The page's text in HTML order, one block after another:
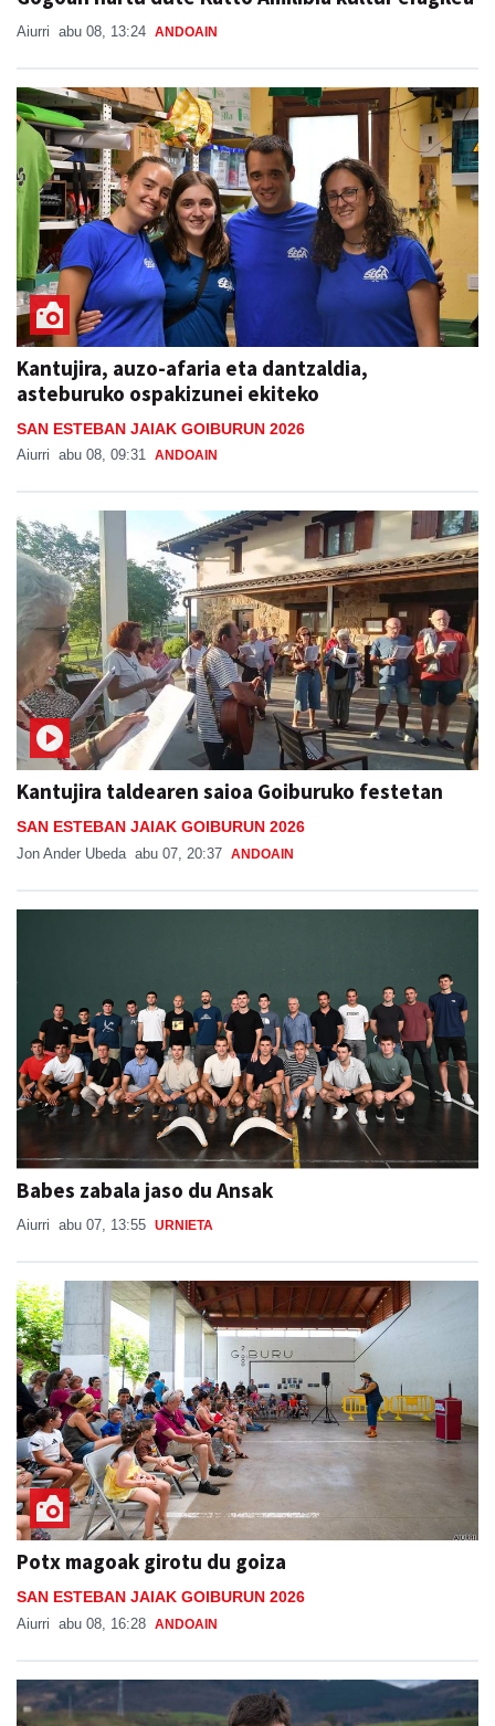
Aiurri abu 08, 13:24 ANDOAIN
Kantujira, auzo-afaria eta dantzaldia,
asteburuko ospakizunei ekiteko
SAN ESTEBAN JAIAK GOIBURUN 2026
Aiurri abu 08, 09:31 ANDOAIN
Kantujira taldearen saioa Goiburuko festetan
SAN ESTEBAN JAIAK GOIBURUN 2026
Jon Ander Ubeda abu 07, 20:37 ANDOAIN
Babes zabala jaso du Ansak
Aiurri abu 07, 13:55 URNIETA
Potx magoak girotu du goiza
SAN ESTEBAN JAIAK GOIBURUN 2026
Aiurri abu 08, 16:28 ANDOAIN